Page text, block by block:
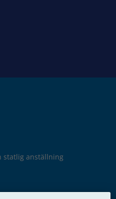
statlig anställning